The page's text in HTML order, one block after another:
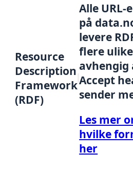
Resource
Description
Framework
(RDF)
Alle URL-
på
levere
flere
avhengig
Accept
sender
Les mer
hvilke
her